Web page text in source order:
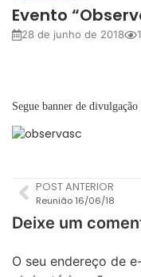
Evento
28 de junho de 2018
Segue banner de
POST ANTERIOR
Reunião 16/06/18
Deixe um
O seu endereço de